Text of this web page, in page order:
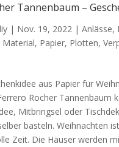
Tannenbaum –
| Nov. 19, 2022| Anlässe,
Material, Papier, Plotten,
aus Papier für
Rocher Tannenbaum
Mitbringsel oder
basteln. Weihnachten
Zeit. Die Häuser werden